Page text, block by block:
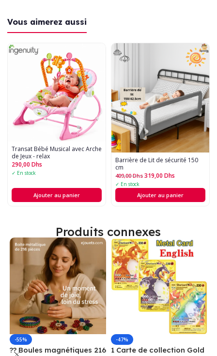
Vous aimerez aussi
Transat Bébé Musical avec Arche
de Jeux - relax
290,00 Dhs
✓ En stock
Ajouter au panier
Barrière de Lit de sécurité 150
cm
409,00Dhs 319,00 Dhs
✓ En stock
Ajouter au panier
Produits connexes
-55%
?? Boules magnétiques 216
-47%
1 Carte de collection Gold